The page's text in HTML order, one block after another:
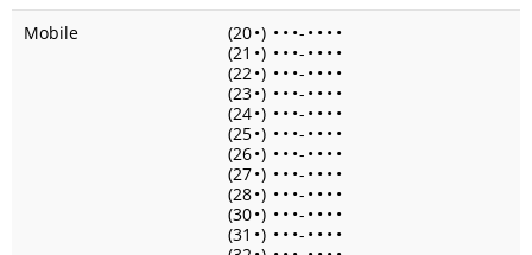
Mobile
(20•) • • •- • • • •
(21 •) • • •- • • • •
(22•) • • •- • • • •
(23•) • • •- • • • •
(24•) • • •- • • • •
(25•) • • •- • • • •
(26•) • • •- • • • •
(27•) • • •- • • • •
(28•) • • •- • • • •
(30•) • • •- • • • •
(31 •) • • •- • • • •